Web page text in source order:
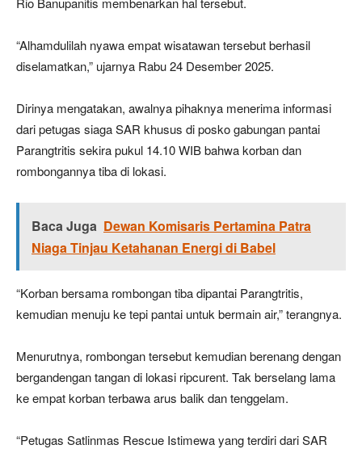
“Alhamdulilah nyawa empat wisatawan tersebut berhasil
diselamatkan,” ujarnya Rabu 24 Desember 2025.
Dirinya mengatakan, awalnya pihaknya menerima informasi
dari petugas siaga SAR khusus di posko gabungan pantai
Parangtritis sekira pukul 14.10 WIB bahwa korban dan
rombongannya tiba di lokasi.
Baca Juga Dewan Komisaris Pertamina Patra
Niaga Tinjau Ketahanan Energi di Babel
“Korban bersama rombongan tiba dipantai Parangtritis,
kemudian menuju ke tepi pantai untuk bermain air,” terangnya.
Menurutnya, rombongan tersebut kemudian berenang dengan
bergandengan tangan di lokasi ripcurent. Tak berselang lama
ke empat korban terbawa arus balik dan tenggelam.
“Petugas Satlinmas Rescue Istimewa yang terdiri dari SAR